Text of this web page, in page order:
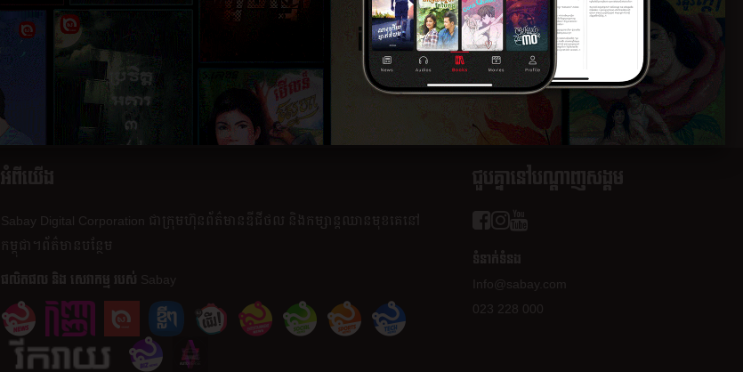
អំពីយើង
Sabay Digital Corporation
ជា​ក្រុមហ៊ុន​ព័ត៌មាន​ឌីជីថល និង​កម្សាន្ត​ឈាន​មុខ​គេ​នៅ​
កម្ពុជា។ ព័ត៌មាន​បន្ថែម
ផលិត​ផល​ និង​ សេវាកម្ម របស់ Sabay
ជួបគ្នានៅបណ្តាញសង្គម
ទំនាក់ទំនង
Info@sabay.com
023 228 000